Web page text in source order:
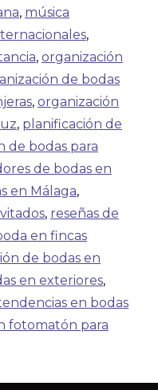
, música
,
, organización
de bodas
, organización
, planificación de
de bodas para
de bodas en
en Málaga,
, reseñas de
en fincas
de bodas en
en exteriores,
en bodas
fotomatón para